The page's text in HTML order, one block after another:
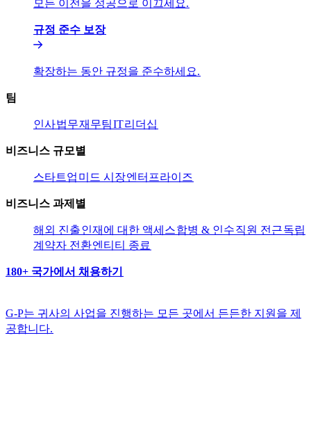
모든 이전을 성공으로 이끄세요.​​
규정 준수 보장​​
확장하는 동안 규정을 준수하세요.​​
팀​​
인사​​법무​​재무팀​​IT​​리더십​​
비즈니스 규모별​​
스타트업​​ 미드 시장​​엔터프라이즈​​
비즈니스 과제별​​
해외 진출​​인재에 대한 액세스​​합병 & 인수​​직원 전근​​독립
계약자 전환​​엔티티 종료​​
180+ 국가에서 채용하기​​
G-P는 귀사의 사업을 진행하는 모든 곳에서 든든한 지원을 제
공합니다.​​